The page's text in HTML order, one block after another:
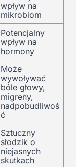
wpływ na
mikrobiom
Potencjalny
wpływ na
hormony
Może
wywoływać
bóle głowy,
migreny,
nadpobudliwoś
ć
Sztuczny
słodzik o
niejasnych
skutkach